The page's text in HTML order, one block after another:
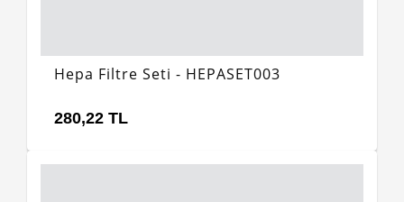
Hepa Filtre Seti - HEPASET003
280,22 TL